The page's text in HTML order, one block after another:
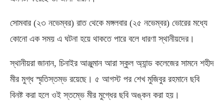
সোমবার (২৩ নভেম্বর) রাত থেকে মঙ্গলবার (২৫ নভেম্বর) ভোরের মধ্যে
কোনো এক সময় এ ঘটনা হয়ে থাকতে পারে বলে ধারণা স্থানীয়দের।
স্থানীয়রা জানান, চিনাইর আঞ্জুমান আরা স্কুল অ্যান্ড কলেজের সামনে শহীদ
মীর মুগ্ধ স্মৃতিস্তম্ভ রয়েছে। ৫ আগস্ট পর শেখ মুজিবুর রহমানে ছবি
বিনষ্ট করা হলে ওই স্তম্ভে মীর মুগ্ধের ছবি অঙ্কন করা হয়।